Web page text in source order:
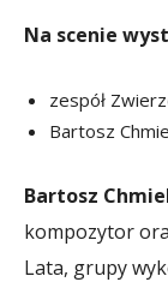
Na scenie
zespół
Bartosz
Bartosz
kompozytor
Lata, grupy